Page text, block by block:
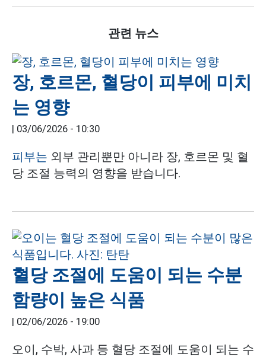
관련 뉴스
장, 호르몬, 혈당이 피부에 미치
는 영향
| 03/06/2026 - 10:30
피부는 외부 관리뿐만 아니라 장, 호르몬 및 혈
당 조절 능력의 영향을 받습니다.
혈당 조절에 도움이 되는 수분
함량이 높은 식품
| 02/06/2026 - 19:00
오이, 수박, 사과 등 혈당 조절에 도움이 되는 수